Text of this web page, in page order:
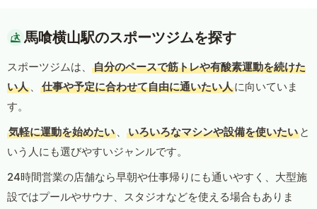
馬喰横山駅のスポーツジムを探す
スポーツジムは、
自分のペースで筋トレや有酸素運動を続けた
い人 、 仕事や予定に合わせて自由に通いたい人に向いていま
す。
気軽に運動を始めたい 、 いろいろなマシンや設備を使いたい と
いう人にも選びやすいジャンルです。
24時間営業の店舗なら早朝や仕事帰りにも通いやすく、大型施
設ではプールやサウナ、スタジオなどを使える場合もありま